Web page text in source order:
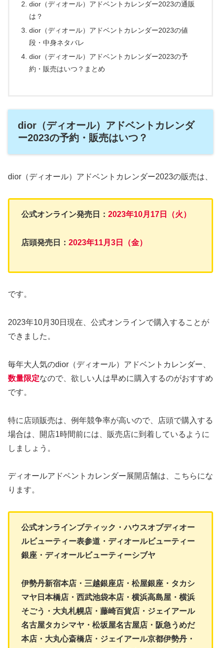
dior（ディオール）アドベントカレンダー2023の通販
は？
dior（ディオール）アドベントカレンダー2023の値
段・中身ネタバレ
dior（ディオール）アドベントカレンダー2023の予
約・販売はいつ？まとめ
dior（ディオール）アドベントカレンダ
ー2023の予約・販売はいつ？
dior（ディオール）アドベントカレンダー2023の販売は、
公式オンライン発売日： 2023年10月17日（火）
店頭発売日： 2023年11月3日（金）
です。
2023年10月30日現在、公式オンラインで購入することが
できました。
毎年大人気のdior（ディオール）アドベントカレンダー、
数量限定なので、欲しい人は早めに購入するのがおすすめ
です。
特に店頭販売は、例年競争率が高いので、店頭で購入する
場合は、開店1時間前には、販売店に到着しているように
しましょう。
ディオールアドベントカレンダー展開店舗は、こちらにな
ります。
公式オンラインブティック・ハウスオブディオー
ルビューティー表参道・ディオールビューティー
銀座・ディオールビューティーシブヤ
伊勢丹新宿本店・三越銀座店・松屋銀座・タカシ
マヤ日本橋店・西武池袋本店・横浜高島屋・横浜
そごう・大丸札幌店・藤崎百貨店・ジェイアール
名古屋タカシマヤ・松坂屋名古屋店・阪急うめだ
本店・大丸心斎橋店・ジェイアール京都伊勢丹・